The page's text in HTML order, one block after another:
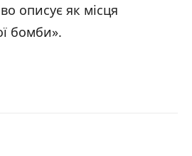
описує як місця
бомби».